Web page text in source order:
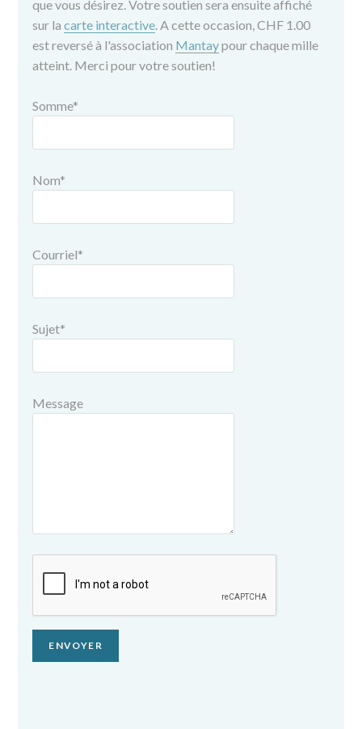
que vous désirez. Votre soutien sera ensuite affiché
sur lacarte interactive. A cette occasion, CHF 1.00
est reversé à l'association Mantaypour chaque mille
atteint. Merci pour votre soutien!
Somme*
Nom*
Courriel*
Sujet*
Message